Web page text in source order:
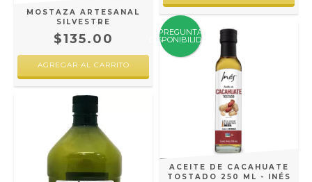
MOSTAZA ARTESANAL
SILVESTRE
$135.00 PREGUNTA
DISPONIBILIDAD
ACEITE DE CACAHUATE
TOSTADO 250 ML - INÉS